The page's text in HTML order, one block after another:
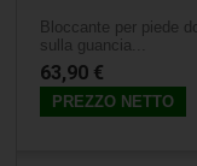
Bloccante per piede
sulla guancia...
63,90 €
PREZZO NETTO